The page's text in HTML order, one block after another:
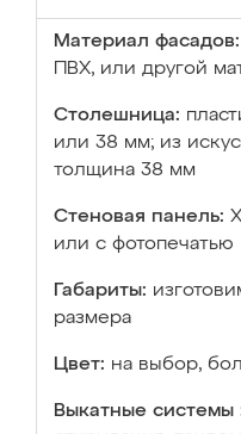
Материал фасадов:
ПВХ, или другой
Столешница:
или 38 мм; из
толщина 38 мм
Стеновая панель:
или с фотопечатью
Габариты:
размера
Цвет: на выбор,
Выкатные системы